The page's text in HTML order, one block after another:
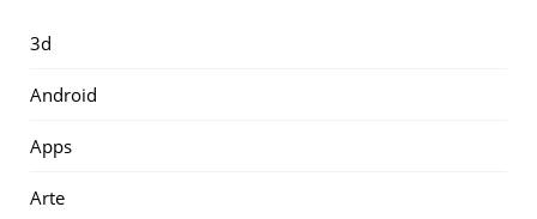
3d
Android
Apps
Arte